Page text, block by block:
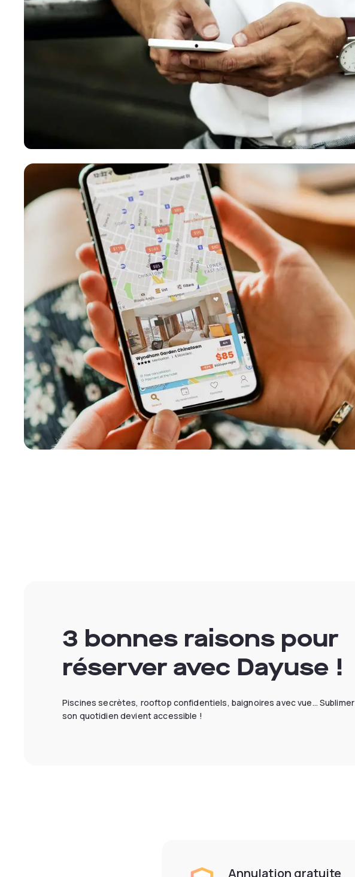
3 bonnes raisons pour
réserver avec Dayuse !
Piscines secrètes, rooftop confidentiels, baignoires avec vue… Sublimer
son quotidien devient accessible !
Annulation gratuite